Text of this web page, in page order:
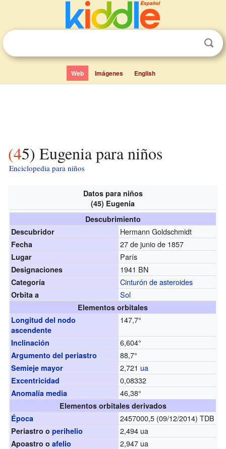
Web Imágenes English
(45) Eugenia para niños
Enciclopedia para niños
Datos para niños
(45) Eugenia
Descubrimiento
Descubridor
Hermann Goldschmidt
Fecha 27 de junio de 1857
Lugar París
Designaciones 1941 BN
Categoría Cinturón de asteroides
Orbita a Sol
Elementos orbitales
Longitud del nodo
ascendente
147,7°
Inclinación 6,604°
Argumento del periastro 88,7°
Semieje mayor 2,721 ua
Excentricidad 0,08332
Anomalía media 46,38°
Elementos orbitales derivados
Época
2457000,5 (09/12/2014) TDB
Periastro operihelio 2,494 ua
Apoastro oafelio 2,947 ua